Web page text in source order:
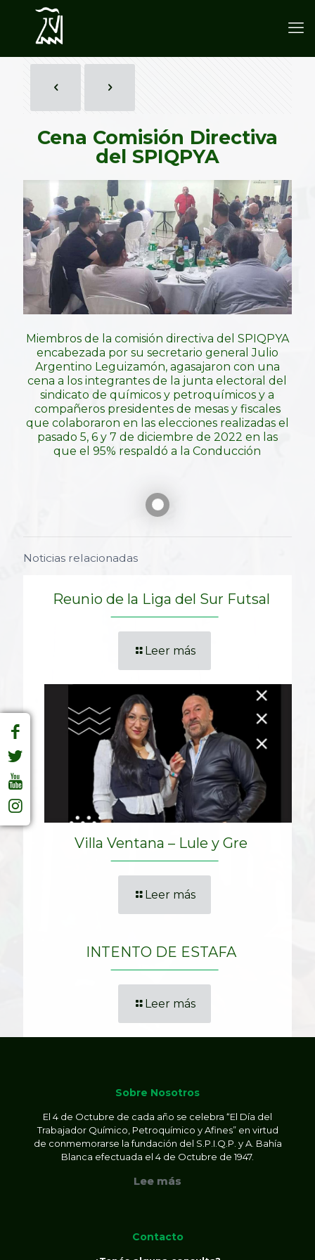
Cena Comisión Directiva
del SPIQPYA
Miembros de la comisión directiva del SPIQPYA
encabezada por su secretario general Julio
Argentino Leguizamón, agasajaron con una
cena a los integrantes de la junta electoral del
sindicato de químicos y petroquímicos y a
compañeros presidentes de mesas y fiscales
que colaboraron en las elecciones realizadas el
pasado 5, 6 y 7 de diciembre de 2022 en las
que el 95% respaldó a la Conducción
Noticias relacionadas
Reunio de la Liga del Sur Futsal
Leer más
Villa Ventana – Lule y Gre
Leer más
INTENTO DE ESTAFA
Leer más
Sobre Nosotros
El 4 de Octubre de cada año se celebra “El Día del
Trabajador Químico, Petroquímico y Afines” en virtud
de conmemorarse la fundación del S.P.I.Q.P. y A. Bahía
Blanca efectuada el 4 de Octubre de 1947.
Lee más
Contacto